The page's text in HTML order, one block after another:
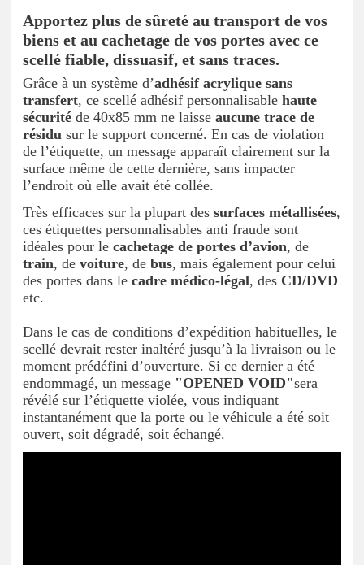
Apportez plus de sûreté au transport de vos
biens et au cachetage de vos portes avec ce
scellé fiable, dissuasif, et sans traces.
Grâce à un système d’adhésif acrylique sans
transfert, ce scellé adhésif personnalisable haute
sécurité de 40x85 mm ne laisse aucune trace de
résidu sur le support concerné. En cas de violation
de l’étiquette, un message apparaît clairement sur la
surface même de cette dernière, sans impacter
l’endroit où elle avait été collée.
Très efficaces sur la plupart des surfaces métallisées,
ces étiquettes personnalisables anti fraude sont
idéales pour le cachetage de portes d’avion, de
train, de voiture, de bus, mais également pour celui
des portes dans le cadre médico-légal, des CD/DVD
etc.
Dans le cas de conditions d’expédition habituelles, le
scellé devrait rester inaltéré jusqu’à la livraison ou le
moment prédéfini d’ouverture. Si ce dernier a été
endommagé, un message "OPENED VOID"sera
révélé sur l’étiquette violée, vous indiquant
instantanément que la porte ou le véhicule a été soit
ouvert, soit dégradé, soit échangé.